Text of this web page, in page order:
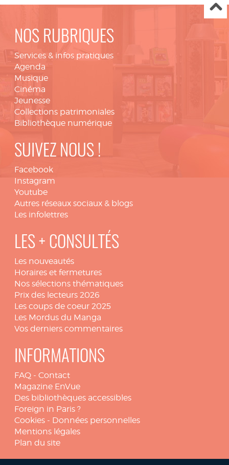
NOS RUBRIQUES
Services & infos pratiques
Agenda
Musique
Cinéma
Jeunesse
Collections patrimoniales
Bibliothèque numérique
SUIVEZ NOUS !
Facebook
Instagram
Youtube
Autres réseaux sociaux & blogs
Les infolettres
LES + CONSULTÉS
Les nouveautés
Horaires et fermetures
Nos sélections thématiques
Prix des lecteurs 2026
Les coups de coeur 2025
Les Mordus du Manga
Vos derniers commentaires
INFORMATIONS
FAQ - Contact
Magazine EnVue
Des bibliothèques accessibles
Foreign in Paris ?
Cookies - Données personnelles
Mentions légales
Plan du site